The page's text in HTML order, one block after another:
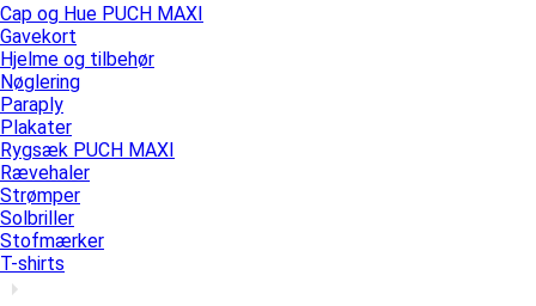
Cap og Hue PUCH MAXI
Gavekort
Hjelme og tilbehør
Nøglering
Paraply
Plakater
Rygsæk PUCH MAXI
Rævehaler
Strømper
Solbriller
Stofmærker
T-shirts